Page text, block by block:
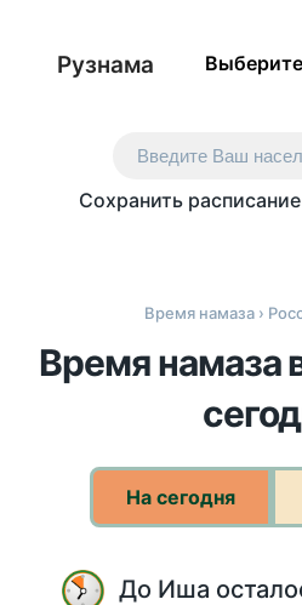
Рузнама
Введите Ваш
Сохранить
Время намаза ›
Время намаза
На сегодня
До Иша